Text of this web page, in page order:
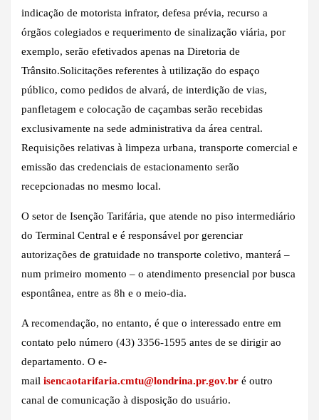
indicação de motorista infrator, defesa prévia, recurso a
órgãos colegiados e requerimento de sinalização viária, por
exemplo, serão efetivados apenas na Diretoria de
Trânsito.Solicitações referentes à utilização do espaço
público, como pedidos de alvará, de interdição de vias,
panfletagem e colocação de caçambas serão recebidas
exclusivamente na sede administrativa da área central.
Requisições relativas à limpeza urbana, transporte comercial e
emissão das credenciais de estacionamento serão
recepcionadas no mesmo local.
O setor de Isenção Tarifária, que atende no piso intermediário
do Terminal Central e é responsável por gerenciar
autorizações de gratuidade no transporte coletivo, manterá –
num primeiro momento – o atendimento presencial por busca
espontânea, entre as 8h e o meio-dia.
A recomendação, no entanto, é que o interessado entre em
contato pelo número (43) 3356-1595 antes de se dirigir ao
departamento. O e-
mail isencaotarifaria.cmtu@londrina.pr.gov.br é outro
canal de comunicação à disposição do usuário.